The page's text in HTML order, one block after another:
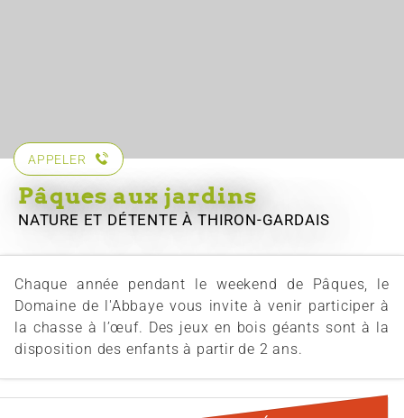
APPELER
Pâques aux jardins
NATURE ET DÉTENTEÀ THIRON-GARDAIS
Chaque année pendant le weekend de Pâques, le
Domaine de l'Abbaye vous invite à venir participer à
la chasse à l’œuf. Des jeux en bois géants sont à la
disposition des enfants à partir de 2 ans.